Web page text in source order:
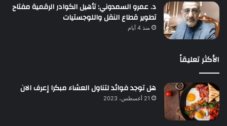
د. عمرو السمدوني: تأهيل الكوادر الرقمية مفتاح
تطوير قطاع النقل واللوجستيات
منذ 4 أيام
الأكثر تعليقاً
هل توجد فوائد لتناول العشاء مبكرا إعرف الان
21 أغسطس، 2023